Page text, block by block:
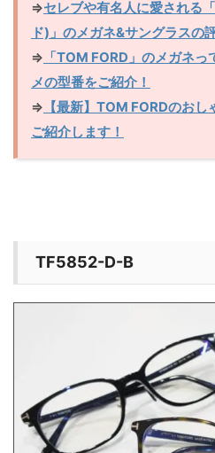
⇒セレブや有名人に愛される
ド)」のメガネ&サングラスの
⇒ 「TOM FORD」のメガネ
メの型番をご紹介！
⇒ 【最新】TOM FORDのお
ご紹介します！
TF5852-D-B